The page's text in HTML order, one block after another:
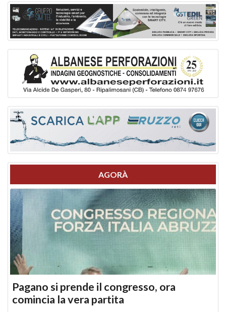
AGORÀ
Pagano si prende il congresso, ora
comincia la vera partita